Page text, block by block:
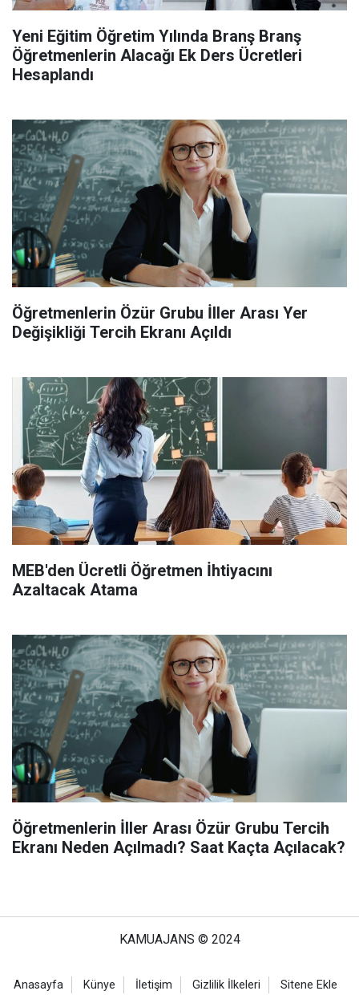
Yeni Eğitim Öğretim Yılında Branş Branş
Öğretmenlerin Alacağı Ek Ders Ücretleri
Hesaplandı
Öğretmenlerin Özür Grubu İller Arası Yer
Değişikliği Tercih Ekranı Açıldı
MEB'den Ücretli Öğretmen İhtiyacını
Azaltacak Atama
Öğretmenlerin İller Arası Özür Grubu Tercih
Ekranı Neden Açılmadı? Saat Kaçta Açılacak?
KAMUAJANS © 2024
Anasayfa Künye İletişim Gizlilik İlkeleri Sitene Ekle